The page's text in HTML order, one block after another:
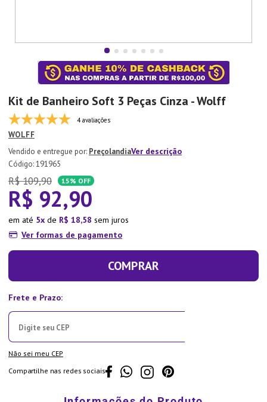
Kit de Banheiro Soft 3 Peças Cinza - Wolff
4 avaliações
WOLFF
PreçolandiaVer descrição
:191965
R$ 109,90 15% OFF
R$ 92,90
em até 5 de R$ 18,58 sem juros
Ver formas de pagamento
COMPRAR
Não sei meu CEP
Compartilhe nas redes sociais
7º
Tapete
Aparelho Jantar
Xicara
10º Lixeira